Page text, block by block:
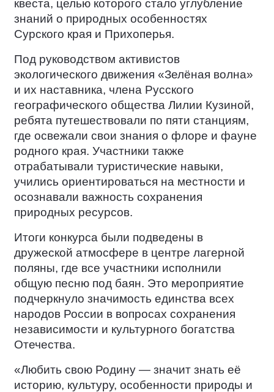
квеста, целью которого стало углубление
знаний о природных особенностях
Сурского края и Прихоперья.
Под руководством активистов
экологического движения «Зелёная волна»
и их наставника, члена Русского
географического общества Лилии Кузиной,
ребята путешествовали по пяти станциям,
где освежали свои знания о флоре и фауне
родного края. Участники также
отрабатывали туристические навыки,
учились ориентироваться на местности и
осознавали важность сохранения
природных ресурсов.
Итоги конкурса были подведены в
дружеской атмосфере в центре лагерной
поляны, где все участники исполнили
общую песню под баян. Это мероприятие
подчеркнуло значимость единства всех
народов России в вопросах сохранения
независимости и культурного богатства
Отечества.
«Любить свою Родину — значит знать её
историю, культуру, особенности природы и